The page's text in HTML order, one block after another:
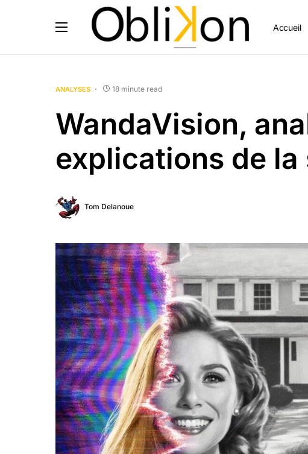
Accueil
ANALYSES 18 minute read
WandaVision,
explications de la
Tom Delanoue